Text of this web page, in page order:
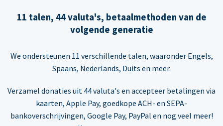
11 talen, 44 valuta's, betaalmethoden van de
volgende generatie
We ondersteunen 11 verschillende talen, waaronder Engels,
Spaans, Nederlands, Duits en meer.
Verzamel donaties uit 44 valuta's en accepteer betalingen via
kaarten, Apple Pay, goedkope ACH- en SEPA-
bankoverschrijvingen, Google Pay, PayPal en nog veel meer!